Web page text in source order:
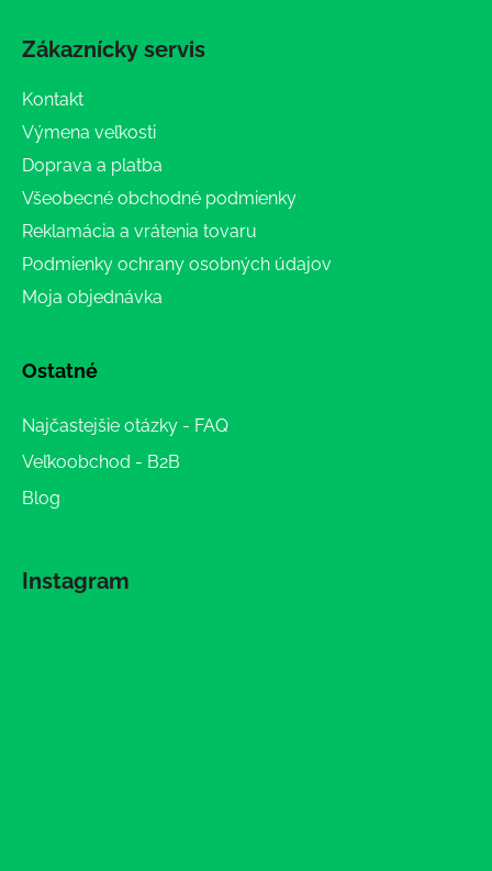
Zákaznícky servis
Kontakt
Výmena veľkosti
Doprava a platba
Všeobecné obchodné podmienky
Reklamácia a vrátenia tovaru
Podmienky ochrany osobných údajov
Moja objednávka
Ostatné
Najčastejšie otázky - FAQ
Veľkoobchod - B2B
Blog
Instagram